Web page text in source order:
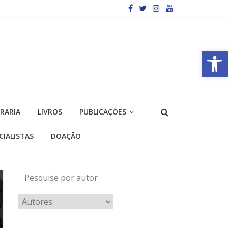
Barra de Ferramentas Aberta
LIVROS PUBLICAÇÕES
DOAÇÃO
Pesquise por autor